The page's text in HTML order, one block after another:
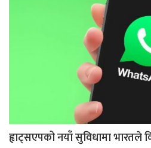
ह्वाट्सएपको नयाँ सुविधामा भारतले